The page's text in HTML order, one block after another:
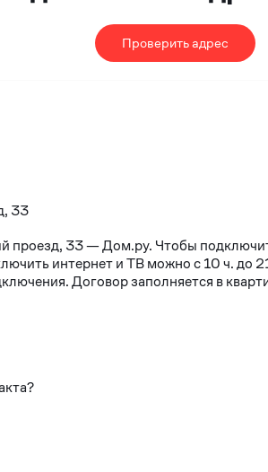
Проверить адрес
33
проезд, 33 — Дом.ру. Чтобы
интернет и ТВ можно с 10 ч. до
Договор заполняется в